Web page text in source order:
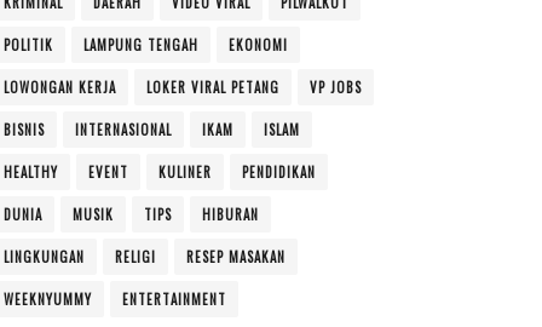
POLITIK LAMPUNG TENGAH EKONOMI
LOWONGAN KERJA LOKER VIRAL PETANG VP JOBS
BISNIS INTERNASIONAL IKAM ISLAM
HEALTHY EVENT KULINER PENDIDIKAN
DUNIA MUSIK TIPS HIBURAN
LINGKUNGAN RELIGI RESEP MASAKAN
WEEKNYUMMY ENTERTAINMENT